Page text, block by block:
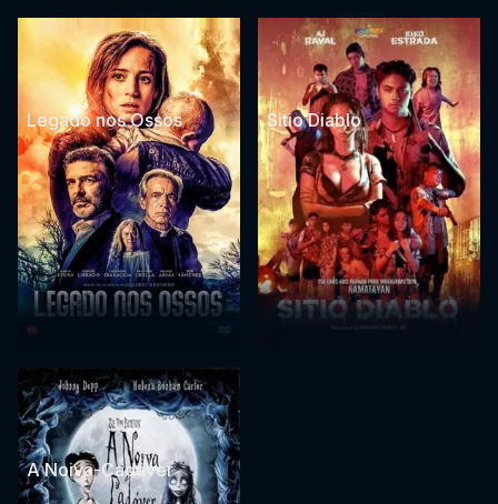
Legado nos Ossos Sitio Diablo
A Noiva-Cadáver